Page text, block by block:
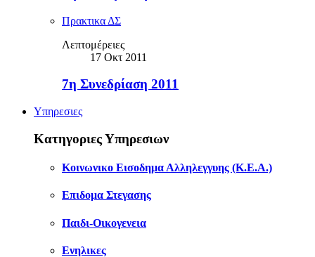
Πρακτικα ΔΣ
Λεπτομέρειες
17 Οκτ 2011
7η Συνεδρίαση 2011
Υπηρεσιες
Κατηγοριες Υπηρεσιων
Κοινωνικο Εισοδημα Αλληλεγγυης (Κ.Ε.Α.)
Επιδομα Στεγασης
Παιδι-Οικογενεια
Ενηλικες